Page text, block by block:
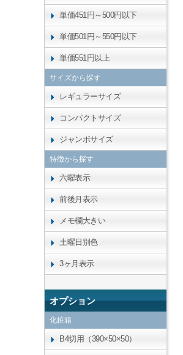
単価451円～500円以下
単価501円～550円以下
単価551円以上
サイズから探す
レギュラーサイズ
コンパクトサイズ
ジャンボサイズ
特徴から探す
六曜表示
前後月表示
メモ欄大きい
土曜日別色
3ヶ月表示
オプション
化粧箱
B4切用（390×50×50）